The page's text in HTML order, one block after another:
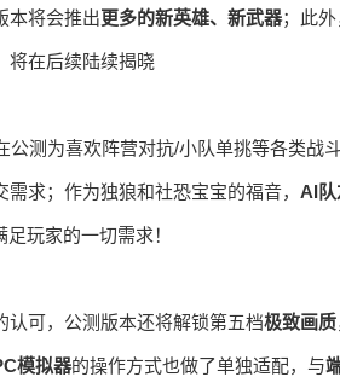
本将会推出更多的新英雄、新武器；此
将在后续陆续揭晓
公测为喜欢阵营对抗/小队单挑等各类战
求；作为独狼和社恐宝宝的福音， AI队
玩家的一切需求！
认可，公测版本还将解锁第五档极致画质
模拟器的操作方式也做了单独适配，与